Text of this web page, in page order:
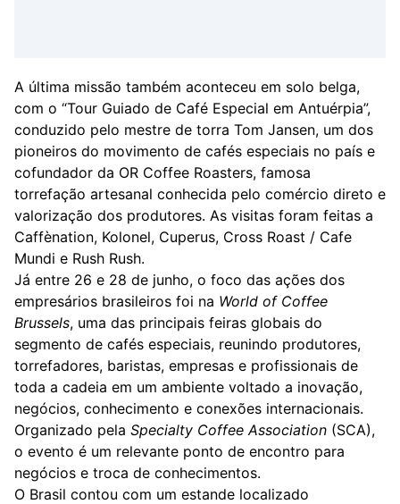
A última missão também aconteceu em solo belga,
com o “Tour Guiado de Café Especial em Antuérpia”,
conduzido pelo mestre de torra Tom Jansen, um dos
pioneiros do movimento de cafés especiais no país e
cofundador da OR Coffee Roasters, famosa
torrefação artesanal conhecida pelo comércio direto e
valorização dos produtores. As visitas foram feitas a
Caffènation, Kolonel, Cuperus, Cross Roast / Cafe
Mundi e Rush Rush.
Já entre 26 e 28 de junho, o foco das ações dos
empresários brasileiros foi na World of Coffee
Brussels, uma das principais feiras globais do
segmento de cafés especiais, reunindo produtores,
torrefadores, baristas, empresas e profissionais de
toda a cadeia em um ambiente voltado a inovação,
negócios, conhecimento e conexões internacionais.
Organizado pela Specialty Coffee Association (SCA),
o evento é um relevante ponto de encontro para
negócios e troca de conhecimentos.
O Brasil contou com um estande localizado